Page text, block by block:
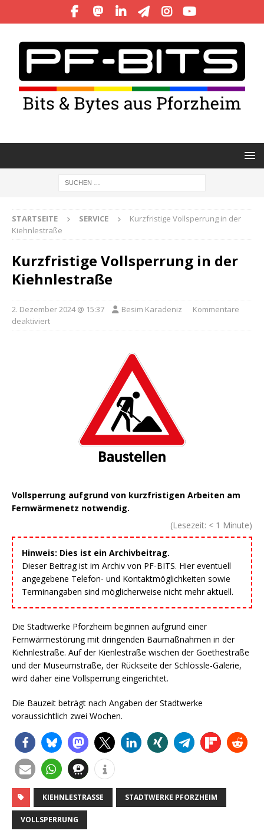
STARTSEITE SERVICE
Kurzfristige Vollsperrung in der
Kiehnlestraße
Kurzfristige Vollsperrung in der
Kiehnlestraße
2. Dezember 2024 @ 15:37 Besim Karadeniz
Kommentare
deaktiviert
Vollsperrung aufgrund von kurzfristigen Arbeiten am
Fernwärmenetz notwendig.
(Lesezeit: < 1 Minute)
Hinweis: Dies ist ein Archivbeitrag.
Dieser Beitrag ist im Archiv von PF-BITS. Hier eventuell
angegebene Telefon- und Kontaktmöglichkeiten sowie
Terminangaben sind möglicherweise nicht mehr aktuell.
Die Stadtwerke Pforzheim beginnen aufgrund einer
Fernwärmestörung mit dringenden Baumaßnahmen in der
Kiehnlestraße. Auf der Kienlestraße wischen der Goethestraße
und der Museumstraße, der Rückseite der Schlössle-Galerie,
wird daher eine Vollsperrung eingerichtet.
Die Bauzeit beträgt nach Angaben der Stadtwerke
voraussichtlich zwei Wochen.
KIEHNLESTRASSE STADTWERKE PFORZHEIM
VOLLSPERRUNG